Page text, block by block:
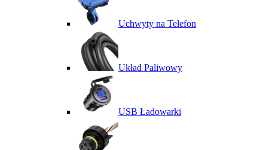
Uchwyty na Telefon
Układ Paliwowy
USB Ładowarki